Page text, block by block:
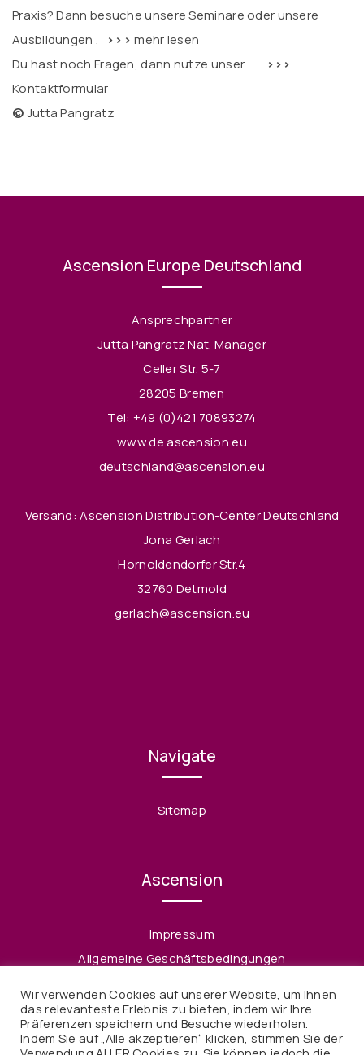
Praxis? Dann besuche unsere Seminare oder unsere
Ausbildungen .
>>>mehr lesen
Du hast noch Fragen, dann nutze unser
>>>
Kontaktformular
©Jutta Pangratz
Ascension Europe Deutschland
Ansprechpartner
Jutta Pangratz Nat. Manager
Celler Str. 5-7
28205 Bremen
Tel: +49 (0)421 70893274
www.de.ascension.eu
deutschland@ascension.eu
Versand: Ascension Distribution-Center Deutschland
Jona Gerlach
Hornoldendorfer Str.4
32760 Detmold
gerlach@ascension.eu
Navigate
Sitemap
Ascension
Impressum
Allgemeine Geschäftsbedingungen
Widerruf
Wir verwenden Cookies auf unserer Website, um Ihnen
das relevanteste Erlebnis zu bieten, indem wir Ihre
Präferenzen speichern und Besuche wiederholen.
Indem Sie auf „Alle akzeptieren“ klicken, stimmen Sie der